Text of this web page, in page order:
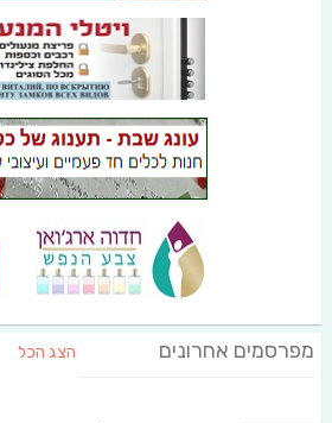
מפרסמים אחרונים הצג הכל